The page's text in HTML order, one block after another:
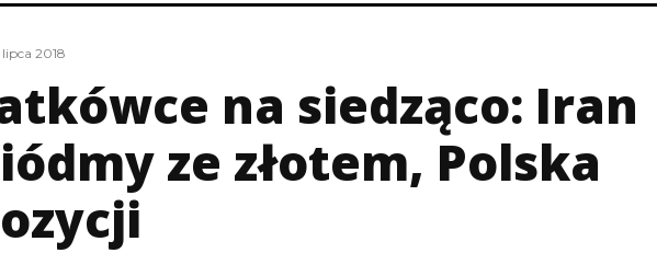
2018
na siedząco: Iran
ze złotem, Polska